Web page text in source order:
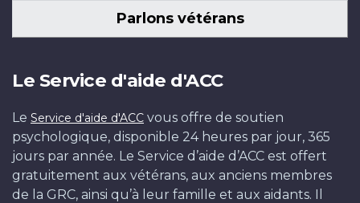
Parlons vétérans
Le Service d'aide d'ACC
Le Service d'aide d'ACC vous offre de soutien
psychologique, disponible 24 heures par jour, 365
jours par année. Le Service d’aide d’ACC est offert
gratuitement aux vétérans, aux anciens membres
de la GRC, ainsi qu’à leur famille et aux aidants. Il